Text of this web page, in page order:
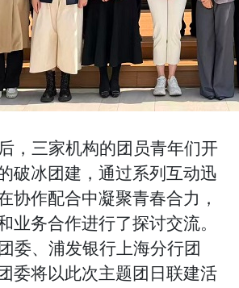
，三家机构的团员青年们开
破冰团建，通过系列互动迅
协作配合中凝聚青春合力，
业务合作进行了探讨交流。
委、浦发银行上海分行团
委将以此次主题团日联建活